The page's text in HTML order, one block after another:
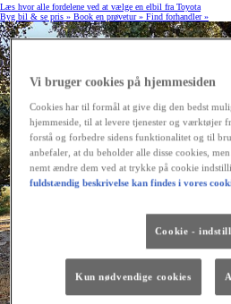
Læs hvor alle fordelene ved at vælge en elbil fra Toyota
Byg bil & se pris » Book en prøvetur » Find forhandler »
Vi bruger cookies på hjemmesiden
Cookies har til formål at give dig den bedst
hjemmeside, til at levere tjenester og værktøjer
forstå og forbedre sidens funktionalitet og til
anbefaler, at du beholder alle disse cookies,
nemt ændre dem ved at trykke på cookie
fuldstændig beskrivelse kan findes i vores
Cookie -
Kun nødvendige cookies